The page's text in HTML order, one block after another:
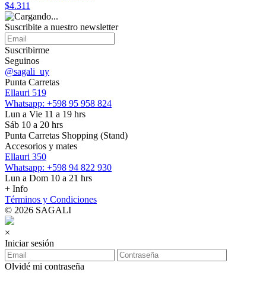
$4.311
Suscribite a nuestro newsletter
Suscribirme
Seguinos
@sagali_uy
Punta Carretas
Ellauri 519
Whatsapp: +598 95 958 824
Lun a Vie 11 a 19 hrs
Sáb 10 a 20 hrs
Punta Carretas Shopping (Stand)
Accesorios y mates
Ellauri 350
Whatsapp: +598 94 822 930
Lun a Dom 10 a 21 hrs
+ Info
Términos y Condiciones
© 2026 SAGALI
×
Iniciar sesión
Olvidé mi contraseña